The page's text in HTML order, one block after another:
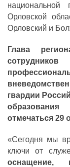
национальной
Орловской
Орловский и
Глава
гвардии
отмечаться 29
«Сегодня мы
ключи от
оснащение,